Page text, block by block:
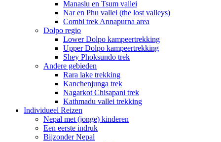
Manaslu en Tsum vallei
Nar en Phu vallei (the lost valleys)
Combi trek Annapurna area
Dolpo regio
Lower Dolpo kampeertrekking
Upper Dolpo kampeertrekking
Shey Phoksundo trek
Andere gebieden
Rara lake trekking
Kanchenjunga trek
Nagarkot Chisapani trek
Kathmadu vallei trekking
Individueel Reizen
Nepal met (jonge) kinderen
Een eerste indruk
Bijzonder Nepal